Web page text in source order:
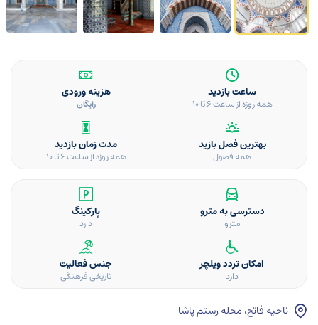
ساعت بازدید
همه روزه از ساعت 6 تا 10
هزینه ورودی
رایگان
بهترین فصل بازید
همه فصول
مدت زمان بازدید
همه روزه از ساعت 6 تا 10
دسترسی به مترو
مترو
پارکینگ
دارد
امکان تردد ویلچر
دارد
جنس فعالیت
تاریخی فرهنگی
ناحیه فاتح، محله رستم پاشا